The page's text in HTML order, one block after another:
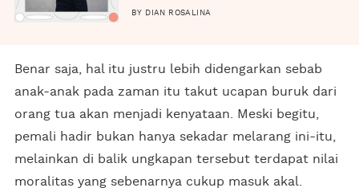
BY DIAN ROSALINA
Benar saja, hal itu justru lebih didengarkan sebab
anak-anak pada zaman itu takut ucapan buruk dari
orang tua akan menjadi kenyataan. Meski begitu,
pemali hadir bukan hanya sekadar melarang ini-itu,
melainkan di balik ungkapan tersebut terdapat nilai
moralitas yang sebenarnya cukup masuk akal.